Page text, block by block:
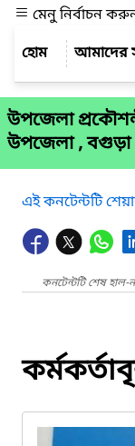
মেনু নির্বাচন
আমাদের
উপজেলা
উপজেলা , বগুড়া
এই কনটেন্টটি
কনটেন্টটি শেষ